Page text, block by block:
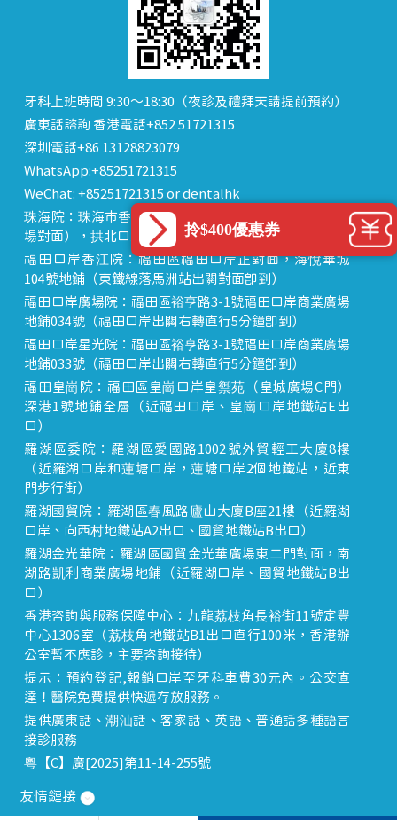
牙科上班時間 9:30～18:30（夜診及禮拜天請提前預約）
廣東話諮詢 香港電話+852 51721315
深圳電話+86 13128823079
WhatsApp:+85251721315
WeChat: +85251721315 or dentalhk
珠海院：珠海市香洲區 拱北中建商業大廈 15樓（迎賓廣
場對面），拱北口岸步行8分鐘直達
福田口岸香江院：福田區福田口岸正對面，海悅華城
104號地鋪（東鐵線落馬洲站出關對面即到）
福田口岸廣場院：福田區裕亨路3-1號福田口岸商業廣場
地鋪034號（福田口岸出關右轉直行5分鐘即到）
福田口岸星光院：福田區裕亨路3-1號福田口岸商業廣場
地鋪033號（福田口岸出關右轉直行5分鐘即到）
福田皇崗院：福田區皇崗口岸皇禦苑（皇城廣場C門）
深港1號地鋪全層（近福田口岸、皇崗口岸地鐵站E出
口）
羅湖區委院：羅湖區愛國路1002號外貿輕工大廈8樓
（近羅湖口岸和蓮塘口岸，蓮塘口岸2個地鐵站，近東
門步行街）
羅湖國貿院：羅湖區春風路廬山大廈B座21樓（近羅湖
口岸、向西村地鐵站A2出口、國貿地鐵站B出口）
羅湖金光華院：羅湖區國貿金光華廣場東二門對面，南
湖路凱利商業廣場地鋪（近羅湖口岸、國貿地鐵站B出
口）
香港咨詢與服務保障中心：九龍荔枝角長裕街11號定豐
中心1306室（荔枝角地鐵站B1出口直行100米，香港辦
公室暫不應診，主要咨詢接待）
提示：預約登記,報銷口岸至牙科車費30元內。公交直
達！醫院免費提供快遞存放服務。
提供廣東話、潮汕話、客家話、英語、普通話多種語言
接診服務
粵【C】廣[2025]第11-14-255號
友情鏈接
拎$400優惠券